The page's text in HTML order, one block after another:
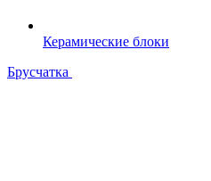
Керамические блоки
Брусчатка